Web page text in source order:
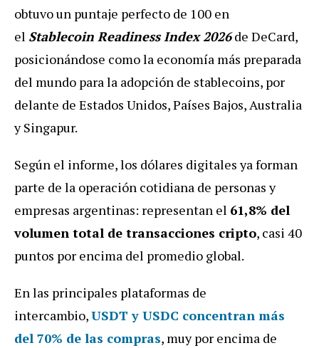
obtuvo un puntaje perfecto de 100 en
el Stablecoin Readiness Index 2026 de DeCard,
posicionándose como la economía más preparada
del mundo para la adopción de stablecoins, por
delante de Estados Unidos, Países Bajos, Australia
y Singapur.
Según el informe, los dólares digitales ya forman
parte de la operación cotidiana de personas y
empresas argentinas: representan el 61,8% del
volumen total de transacciones cripto, casi 40
puntos por encima del promedio global.
En las principales plataformas de
intercambio,USDT y USDC concentran más
del 70% de las compras, muy por encima de